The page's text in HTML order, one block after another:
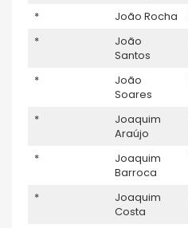
* João Rocha
*
João
Santos
*
João
Soares
*
Joaquim
Araújo
*
Joaquim
Barroca
*
Joaquim
Costa